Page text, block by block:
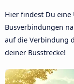
Hier findest Du
Busverbindungen
auf die Verbindung
deiner Busstrecke!